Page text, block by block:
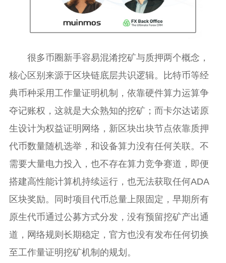
很多币圈新手容易混淆挖矿与质押两个概念，
核心区别来源于区块链底层共识逻辑。比特币等经
典币种采用工作量证明机制，依靠硬件算力运算争
夺记账权，这就是大众熟知的挖矿；而卡尔达诺原
生设计为权益证明网络，新区块出块节点依靠质押
代币数量随机选举，和设备算力没有任何关联。不
需要大量电力投入，也不存在算力竞争赛道，即便
搭建高性能计算机持续运行，也无法获取任何ADA
区块奖励。同时项目代币总量上限固定，早期所有
原生代币通过公募方式分发，没有预留挖矿产出通
道，网络规则长期稳定，官方也没有发布任何切换
至工作量证明挖矿机制的规划。